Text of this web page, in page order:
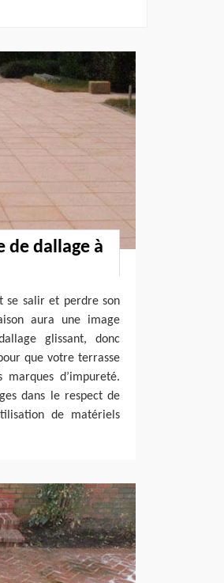
de dallage à
se salir et perdre son
aura une image
glissant, donc
que votre terrasse
d’impureté.
dans le respect de
de matériels